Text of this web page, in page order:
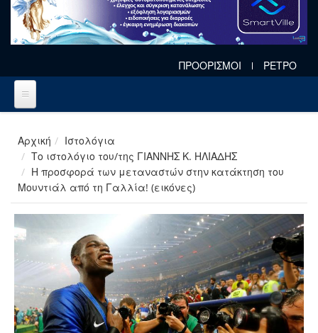
ΠΡΟΟΡΙΣΜΟΙ ΡΕΤΡΟ
Αρχική
Ιστολόγια
Το ιστολόγιο του/της ΓΙΑΝΝΗΣ Κ. ΗΛΙΑΔΗΣ
Η προσφορά των μεταναστών στην κατάκτηση του
Μουντιάλ από τη Γαλλία! (εικόνες)